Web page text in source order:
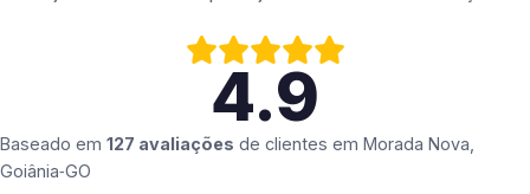
4.9
Baseado em 127 avaliações de clientes em Morada Nova,
Goiânia‑GO